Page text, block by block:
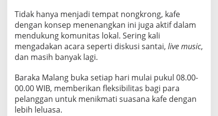
R
A
G
A
M
Tidak hanya menjadi tempat nongkrong, kafe
dengan konsep menenangkan ini juga aktif dalam
mendukung komunitas lokal. Sering kali
mengadakan acara seperti diskusi santai, live music,
dan masih banyak lagi.
Baraka Malang buka setiap hari mulai pukul 08.00-
00.00 WIB, memberikan fleksibilitas bagi para
pelanggan untuk menikmati suasana kafe dengan
lebih leluasa.